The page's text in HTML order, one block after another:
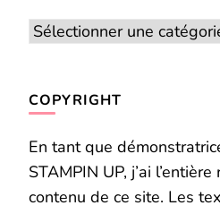
Catégories
COPYRIGHT
En tant que
STAMPIN UP, j’ai
contenu de ce site. Les